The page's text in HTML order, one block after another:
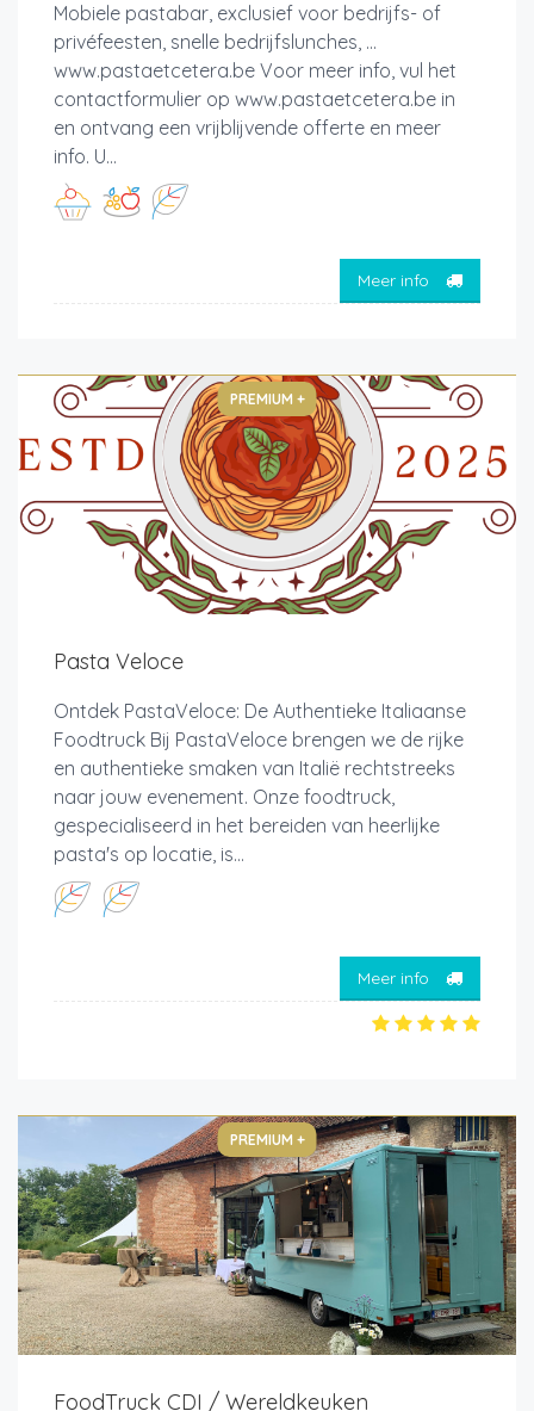
Mobiele pastabar, exclusief voor bedrijfs- of
privéfeesten, snelle bedrijfslunches, ...
www.pastaetcetera.be Voor meer info, vul het
contactformulier op www.pastaetcetera.be in
en ontvang een vrijblijvende offerte en meer
info. U...
Meer info
PREMIUM +
Pasta Veloce
Ontdek PastaVeloce: De Authentieke Italiaanse
Foodtruck Bij PastaVeloce brengen we de rijke
en authentieke smaken van Italië rechtstreeks
naar jouw evenement. Onze foodtruck,
gespecialiseerd in het bereiden van heerlijke
pasta's op locatie, is...
Meer info
PREMIUM +
FoodTruck CDI / Wereldkeuken